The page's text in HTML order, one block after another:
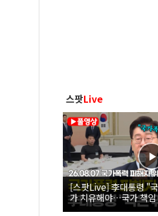
스팟Live
[스팟Live] 李대통령 "
가 치유해야…국가 책
26.08.07 국가폭력 피해